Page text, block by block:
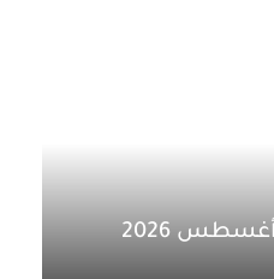
أبراج اليوم الاثنين 10 أغسطس 2026